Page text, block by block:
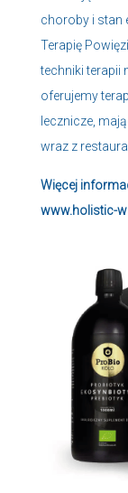
choroby i stan
Terapię
techniki terapii
oferujemy
lecznicze,
wraz z
Więcej
www.holistic-